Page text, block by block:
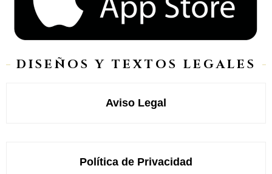
DISEÑOS Y TEXTOS LEGALES
Aviso Legal
Política de Privacidad